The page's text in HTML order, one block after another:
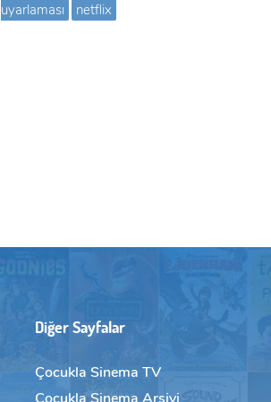
uyarlaması
netflix
Diğer Sayfalar
Çocukla Sinema TV